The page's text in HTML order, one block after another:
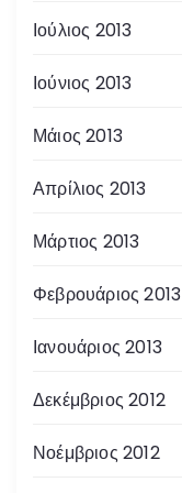
Ιούλιος 2013
Ιούνιος 2013
Μάιος 2013
Απρίλιος 2013
Μάρτιος 2013
Φεβρουάριος 2013
Ιανουάριος 2013
Δεκέμβριος 2012
Νοέμβριος 2012